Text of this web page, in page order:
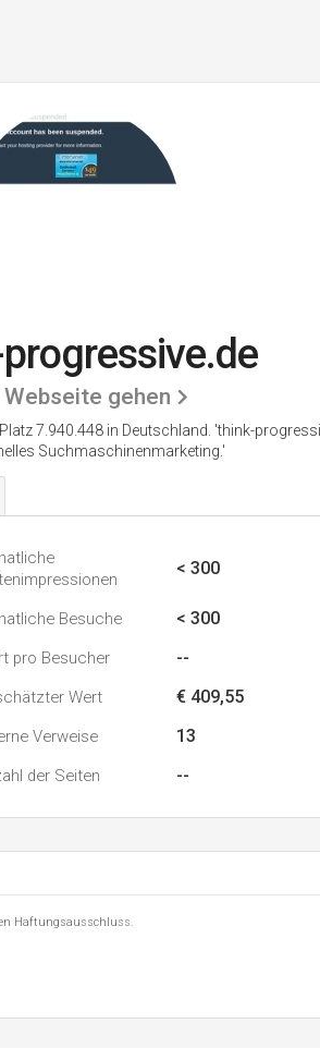
Webseite gehen
7.940.448 in Deutschland. 'think-
Suchmaschinenmarketing.'
< 300
Besuche < 300
pro Besucher --
Wert € 409,55
Verweise 13
der Seiten --
Haftungsausschluss.